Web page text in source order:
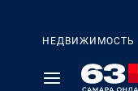
НЕДВИЖИМОСТЬ